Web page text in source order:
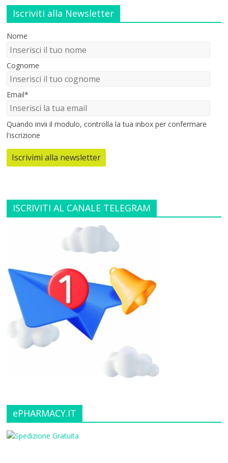
Iscriviti alla Newsletter
Nome
Cognome
Email*
Quando invii il modulo, controlla la tua inbox per confermare
l'iscrizione
Iscrivimi alla newsletter
ISCRIVITI AL CANALE TELEGRAM
ePHARMACY.IT